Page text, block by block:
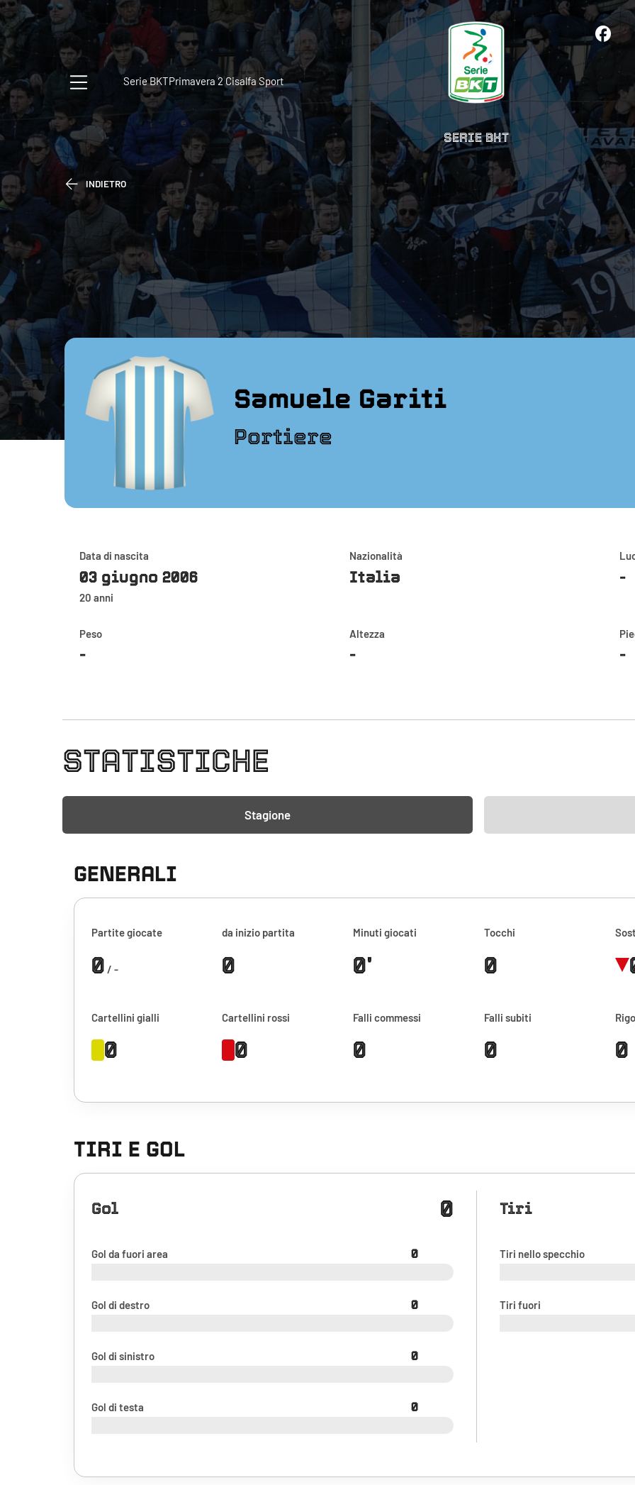
SERIE BKT
Serie BKTPrimavera 2 Cisalfa Sport
INDIETRO
Samuele Gariti
Portiere
Data di nascita
03 giugno 2006
20 anni
Nazionalità
Italia -
Peso
-
Altezza
- -
STATISTICHE
Stagione
GENERALI
Partite giocate
0 / -
da inizio partita
0
Minuti giocati
0'
Tocchi
0
Cartellini gialli
0
Cartellini rossi
0
Falli commessi
0
Falli subiti
0 0
TIRI E GOL
Gol 0
Gol da fuori area 0
Gol di destro 0
Gol di sinistro 0
Gol di testa 0
Tiri
Tiri nello specchio
Tiri fuori